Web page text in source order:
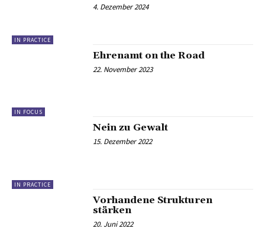
IN PRACTICE
4. Dezember 2024
IN FOCUS
Ehrenamt on the Road
22. November 2023
IN PRACTICE
Nein zu Gewalt
15. Dezember 2022
Vorhandene Strukturen
stärken
20. Juni 2022